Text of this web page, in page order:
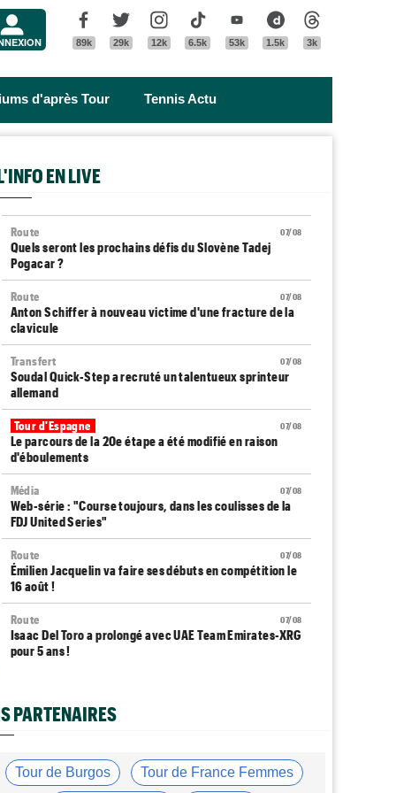
Facebook
89k
Twitter
29k
Instagram
12k
Tik Tok
6.5k
Youtube
53k
Dailymotion
1.5k 3k
d'après Tour Tennis Actu
EN LIVE
07/08
Route
Quels seront les prochains défis du Slovène Tadej
Pogacar ?
07/08
Route
Anton Schiffer à nouveau victime d'une fracture de la
clavicule
07/08
Transfert
Soudal Quick-Step a recruté un talentueux sprinteur
allemand
07/08
Tour d'Espagne
Le parcours de la 20e étape a été modifié en raison
d'éboulements
07/08
Média
Web-série : "Course toujours, dans les coulisses de la
FDJ United Series"
07/08
Route
Émilien Jacquelin va faire ses débuts en compétition le
16 août !
07/08
Route
Isaac Del Toro a prolongé avec UAE Team Emirates-XRG
pour 5 ans !
monnaie courante"
Le Mercato vélo est ouvert... toutes les dernières infos
et rumeurs
PARTENAIRES
Tour de Burgos Tour de France Femmes